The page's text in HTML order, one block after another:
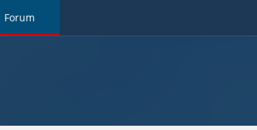
Forum